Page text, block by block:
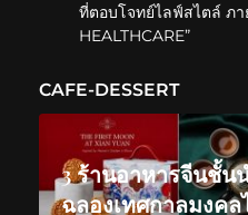
ที่ตอบโจทย์ไลฟ์สไตล์ ภา
HEALTHCARE”
CAFE-DESSERT
3 ร้านอาหารจีนชั้น
ฉลองเทศกาลมงคล